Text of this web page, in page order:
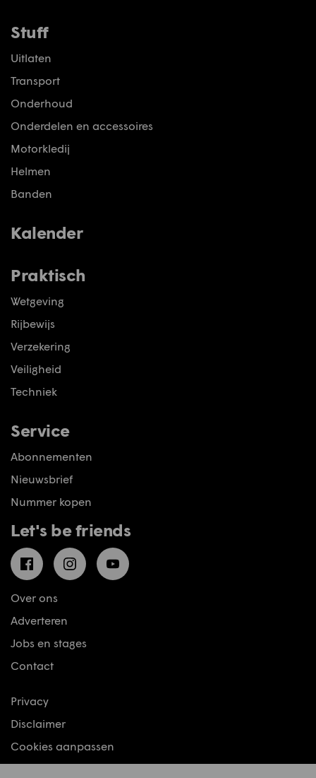
Stuff
Uitlaten
Transport
Onderhoud
Onderdelen en accessoires
Motorkledij
Helmen
Banden
Kalender
Praktisch
Wetgeving
Rijbewijs
Verzekering
Veiligheid
Techniek
Service
Abonnementen
Nieuwsbrief
Nummer kopen
Let's be friends
FacebookInstagramYouTube
Over ons
Adverteren
Jobs en stages
Contact
Privacy
Disclaimer
Cookies aanpassen